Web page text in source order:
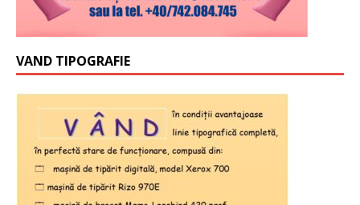
VAND TIPOGRAFIE